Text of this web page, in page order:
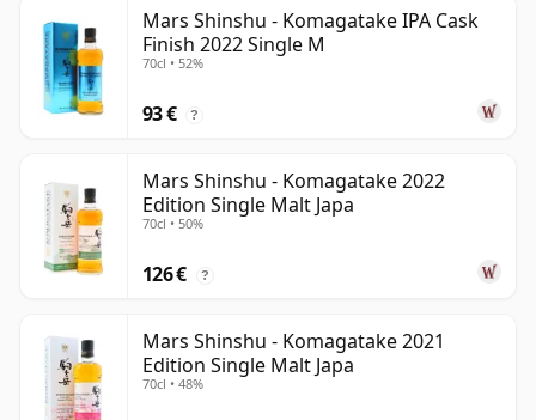
Mars Shinshu - Komagatake IPA Cask
Finish 2022 Single M
70cl • 52%
93 € ?
Mars Shinshu - Komagatake 2022
Edition Single Malt Japa
70cl • 50%
126 € ?
Mars Shinshu - Komagatake 2021
Edition Single Malt Japa
70cl • 48%